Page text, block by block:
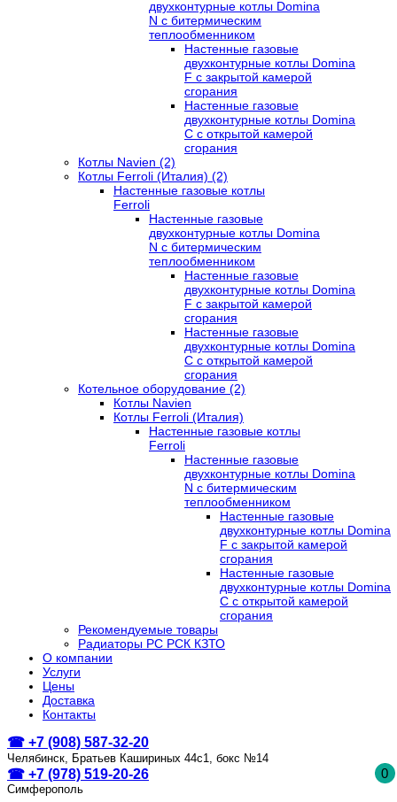
двухконтурные котлы Domina
N с битермическим
теплообменником
Настенные газовые
двухконтурные котлы Domina
F с закрытой камерой
сгорания
Настенные газовые
двухконтурные котлы Domina
C с открытой камерой
сгорания
Котлы Navien (2)
Котлы Ferroli (Италия) (2)
Настенные газовые котлы
Ferroli
Настенные газовые
двухконтурные котлы Domina
N с битермическим
теплообменником
Настенные газовые
двухконтурные котлы Domina
F с закрытой камерой
сгорания
Настенные газовые
двухконтурные котлы Domina
C с открытой камерой
сгорания
Котельное оборудование (2)
Котлы Navien
Котлы Ferroli (Италия)
Настенные газовые котлы
Ferroli
Настенные газовые
двухконтурные котлы Domina
N с битермическим
теплообменником
Настенные газовые
двухконтурные котлы Domina
F с закрытой камерой
сгорания
Настенные газовые
двухконтурные котлы Domina
C с открытой камерой
сгорания
Рекомендуемые товары
Радиаторы РС РСК КЗТО
О компании
Услуги
Цены
Доставка
Контакты
☎ +7 (908) 587-32-20
Челябинск, Братьев Кашириных 44с1, бокс №14
☎ +7 (978) 519-20-26
Симферополь
0